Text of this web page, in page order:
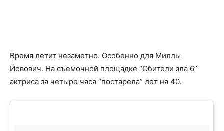
Время летит незаметно. Особенно для Миллы
Йовович. На съемочной площадке “Обители зла 6”
актриса за четыре часа “постарела” лет на 40.